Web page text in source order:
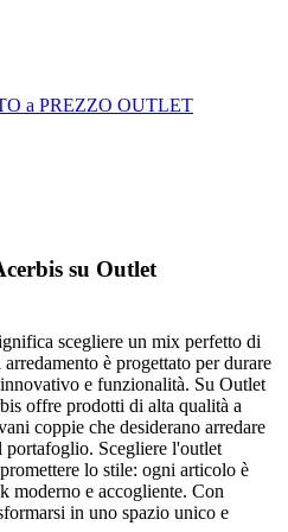
a PREZZO OUTLET
su Outlet
scegliere un mix perfetto di
è progettato per durare
e funzionalità. Su Outlet
offre prodotti di alta qualità a
coppie che desiderano arredare
portafoglio. Scegliere l'outlet
lo stile: ogni articolo è
moderno e accogliente. Con
in uno spazio unico e